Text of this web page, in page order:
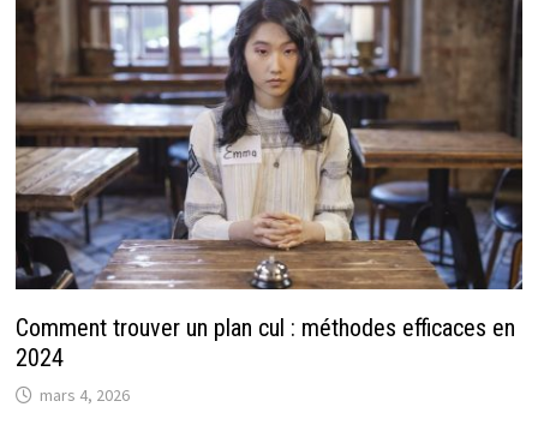
Comment trouver un plan cul : méthodes efficaces en
2024
mars 4, 2026